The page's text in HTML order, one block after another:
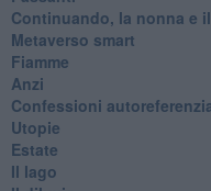
Continuando, la nonna e
Metaverso smart
Fiamme
Anzi
Confessioni
Utopie
Estate
Il lago